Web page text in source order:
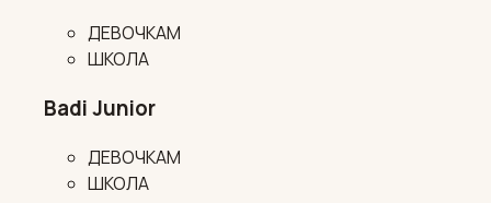
ДЕВОЧКАМ
ШКОЛА
Badi Junior
ДЕВОЧКАМ
ШКОЛА